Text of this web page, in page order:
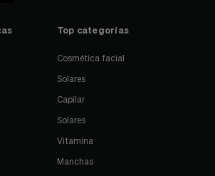
Top categorías
Cosmética facial
Solares
Capilar
Solares
Vitamina
Manchas